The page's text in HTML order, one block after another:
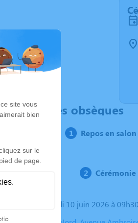
Déroulé des obsèques
Repos en
Le mercredi 10 juin 2026 à 09h30